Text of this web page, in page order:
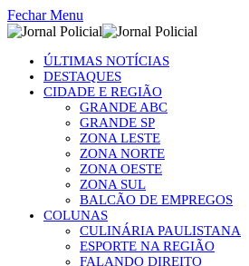
Fechar Menu
ÚLTIMAS NOTÍCIAS
DESTAQUES
CIDADE E REGIÃO
GRANDE ABC
GRANDE SP
ZONA LESTE
ZONA NORTE
ZONA OESTE
ZONA SUL
BALCÃO DE EMPREGOS
COLUNAS
CULINÁRIA PAULISTANA
ESPORTE NA REGIÃO
FALANDO DIREITO